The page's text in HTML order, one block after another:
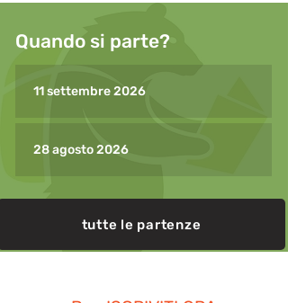
insegnato a bambini, ragazzi e
adulti. È stato proprio il kayak a
della natura e a farmi capire che la
me.Nel 2011 è iniziata la mia
sono spostata a Cavallino Treporti,
Quando si parte?
11 settembre 2026
28 agosto 2026
tutte le partenze